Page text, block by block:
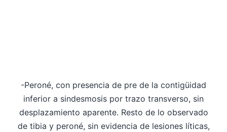
-Peroné, con presencia de pre de la contigüidad
inferior a sindesmosis por trazo transverso, sin
desplazamiento aparente. Resto de lo observado
de tibia y peroné, sin evidencia de lesiones líticas,